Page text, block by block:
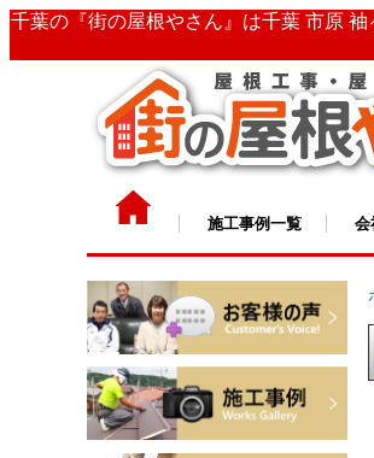
千葉の『街の屋根やさん』は千葉 市原
施工事例一覧 会